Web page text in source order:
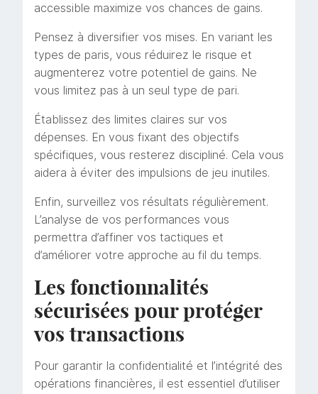
accessible maximize vos chances de gains.
Pensez à diversifier vos mises. En variant les
types de paris, vous réduirez le risque et
augmenterez votre potentiel de gains. Ne
vous limitez pas à un seul type de pari.
Établissez des limites claires sur vos
dépenses. En vous fixant des objectifs
spécifiques, vous resterez discipliné. Cela vous
aidera à éviter des impulsions de jeu inutiles.
Enfin, surveillez vos résultats régulièrement.
L’analyse de vos performances vous
permettra d’affiner vos tactiques et
d’améliorer votre approche au fil du temps.
Les fonctionnalités
sécurisées pour protéger
vos transactions
Pour garantir la confidentialité et l’intégrité des
opérations financières, il est essentiel d’utiliser